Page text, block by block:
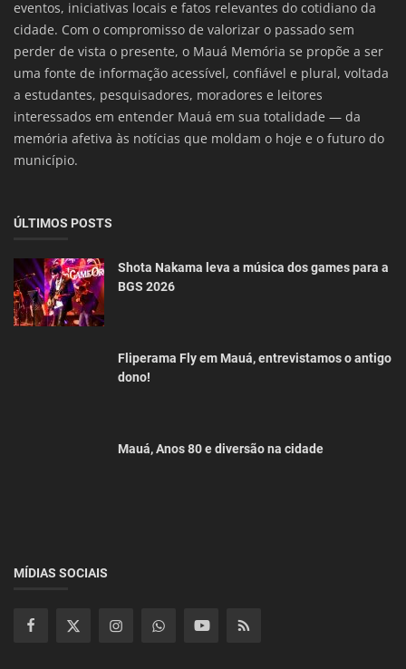
eventos, iniciativas locais e fatos relevantes do cotidiano da
cidade. Com o compromisso de valorizar o passado sem
perder de vista o presente, o Mauá Memória se propõe a ser
uma fonte de informação acessível, confiável e plural, voltada
a estudantes, pesquisadores, moradores e leitores
interessados em entender Mauá em sua totalidade — da
memória afetiva às notícias que moldam o hoje e o futuro do
município.
ÚLTIMOS POSTS
Shota Nakama leva a música dos games para a
BGS 2026
Fliperama Fly em Mauá, entrevistamos o antigo
dono!
Mauá, Anos 80 e diversão na cidade
MÍDIAS SOCIAIS